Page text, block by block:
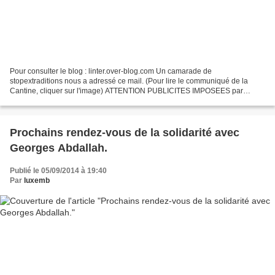
Pour consulter le blog : linter.over-blog.com Un camarade de
stopextraditions nous a adressé ce mail. (Pour lire le communiqué de la
Cantine, cliquer sur l'image) ATTENTION PUBLICITES IMPOSEES par
Prochains rendez-vous de la solidarité avec
Georges Abdallah.
Publié le 05/09/2014 à 19:40
Par luxemb